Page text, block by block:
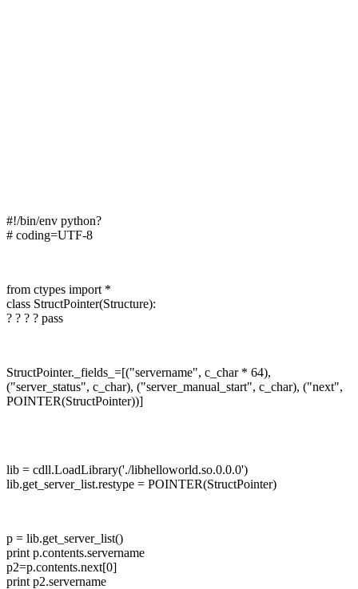
#!/bin/env python?
# coding=UTF-8
from ctypes import *
class StructPointer(Structure):
? ? ? ? pass
StructPointer._fields_=[("servername", c_char * 64),
("server_status", c_char), ("server_manual_start", c_char), ("next",
POINTER(StructPointer))]
lib = cdll.LoadLibrary('./libhelloworld.so.0.0.0')
lib.get_server_list.restype = POINTER(StructPointer)
p = lib.get_server_list()
print p.contents.servername
p2=p.contents.next[0]
print p2.servername